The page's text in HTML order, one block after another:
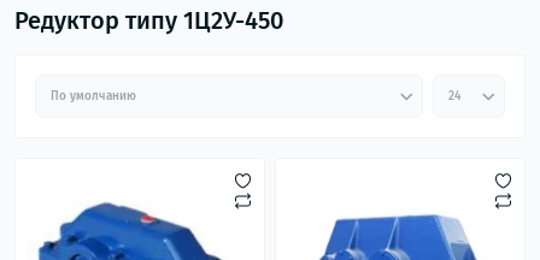
Редуктор типу 1Ц2У-450